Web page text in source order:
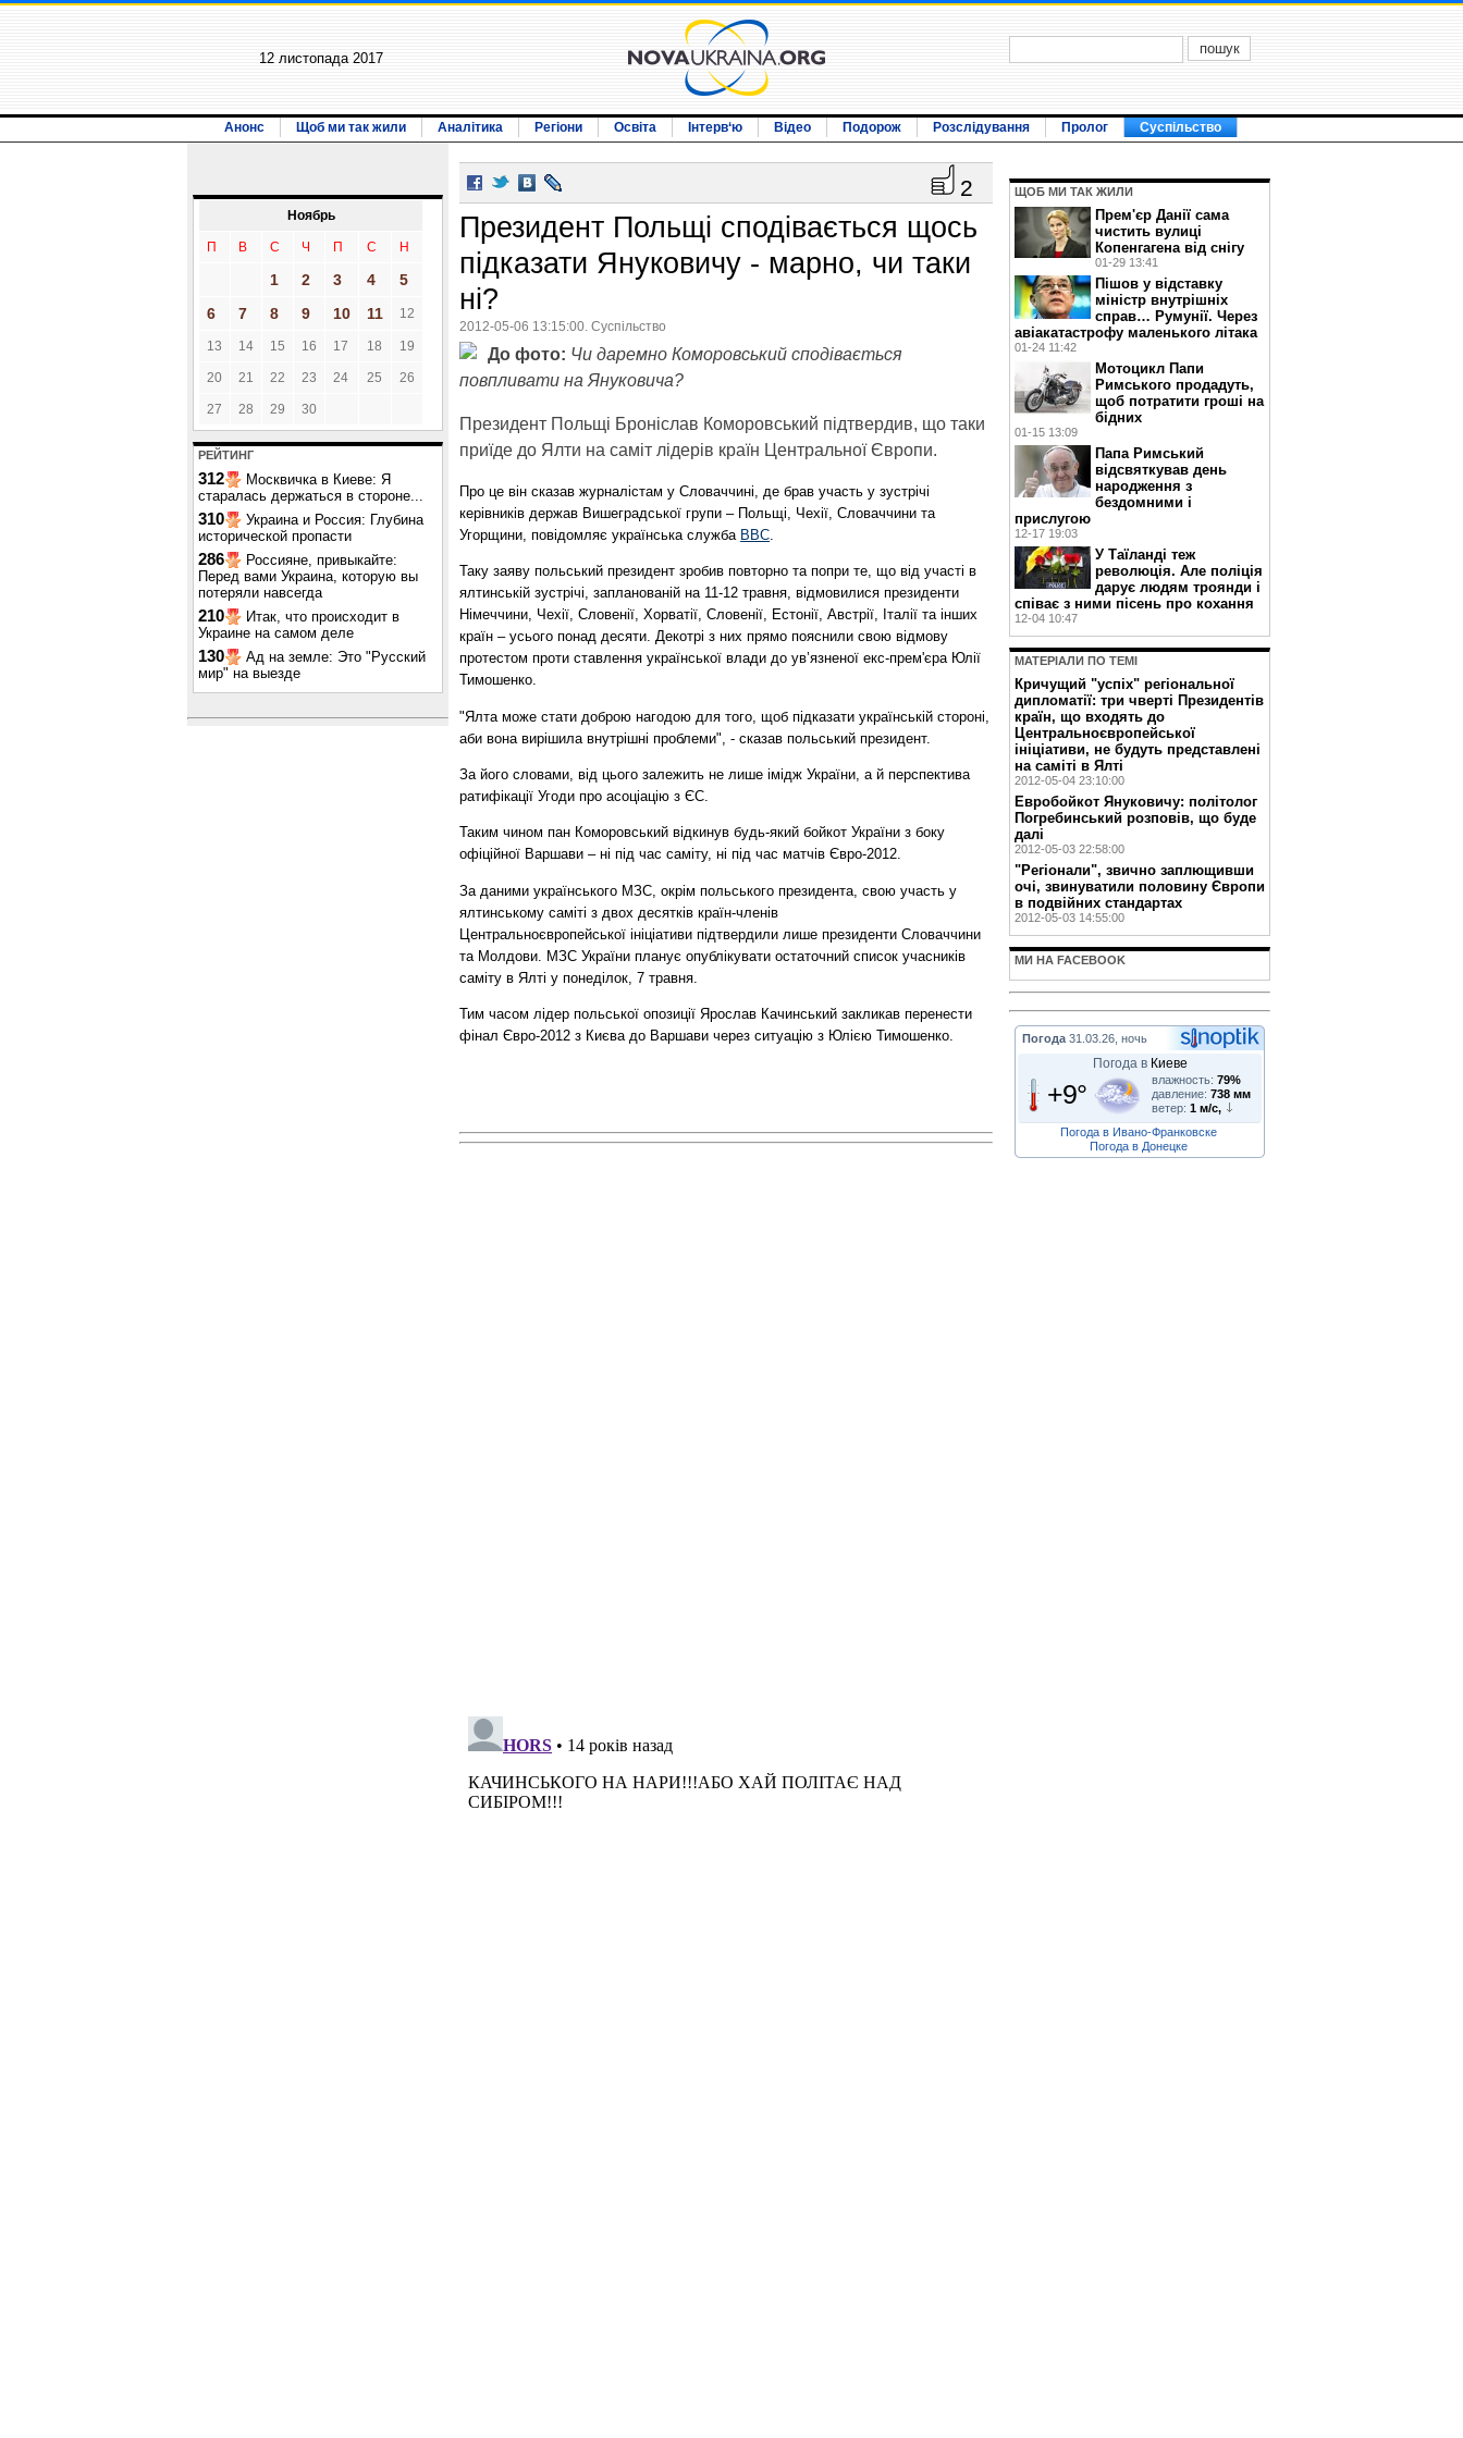
12 листопада 2017
Анонс Щоб ми так жили Аналітика Регіони Освіта Інтерв‘ю Відео Подорож Розслідування Пролог Суспільство
Ноябрь
П В С Ч П С Н
1 2 3 4
5
6
7 8 9 10 11 12
13 14 15 16 17 18 19
20 21 22 23 24 25 26
27 28 29 30
РЕЙТИНГ
312
Москвичка в Киеве: Я
старалась держаться в стороне...
310
Украина и Россия: Глубина
исторической пропасти
286
Россияне, привыкайте:
Перед вами Украина, которую вы
потеряли навсегда
210
Итак, что происходит в
Украине на самом деле
130
Ад на земле: Это "Русский
мир" на выезде
2
Президент Польщі сподівається щось
підказати Януковичу - марно, чи таки
ні?
2012-05-06 13:15:00. Суспільство
До фото: Чи даремно Коморовський сподівається
повпливати на Януковича?
Президент Польщі Броніслав Коморовський підтвердив, що таки
приїде до Ялти на саміт лідерів країн Центральної Європи.
Про це він сказав журналістам у Словаччині, де брав участь у зустрічі
керівників держав Вишеградської групи – Польщі, Чехії, Словаччини та
Угорщини, повідомляє українська служба ВВС.
Таку заяву польський президент зробив повторно та попри те, що від участі в
ялтинській зустрічі, запланованій на 11-12 травня, відмовилися президенти
Німеччини, Чехії, Словенії, Хорватії, Словенії, Естонії, Австрії, Італії та інших
країн – усього понад десяти. Декотрі з них прямо пояснили свою відмову
протестом проти ставлення української влади до ув’язненої екс-прем'єра Юлії
Тимошенко.
"Ялта може стати доброю нагодою для того, щоб підказати українській стороні,
аби вона вирішила внутрішні проблеми", - сказав польський президент.
За його словами, від цього залежить не лише імідж України, а й перспектива
ратифікації Угоди про асоціацію з ЄС.
Таким чином пан Коморовський відкинув будь-який бойкот України з боку
офіційної Варшави – ні під час саміту, ні під час матчів Євро-2012.
За даними українського МЗС, окрім польського президента, свою участь у
ялтинському саміті з двох десятків країн-членів
Центральноєвропейської ініціативи підтвердили лише президенти Словаччини
та Молдови. МЗС України планує опублікувати остаточний список учасників
саміту в Ялті у понеділок, 7 травня.
Тим часом лідер польської опозиції Ярослав Качинський закликав перенести
фінал Євро-2012 з Києва до Варшави через ситуацію з Юлією Тимошенко.
ЩОБ МИ ТАК ЖИЛИ
Прем'єр Данії сама
чистить вулиці
Копенгагена від снігу
01-29 13:41
Пішов у відставку
міністр внутрішніх
справ… Румунії. Через
авіакатастрофу маленького літака
01-24 11:42
Мотоцикл Папи
Римського продадуть,
щоб потратити гроші на
бідних
01-15 13:09
Папа Римський
відсвяткував день
народження з
бездомними і
прислугою
12-17 19:03
У Таїланді теж
революція. Але поліція
дарує людям троянди і
співає з ними пісень про кохання
12-04 10:47
МАТЕРIАЛИ ПО ТЕМI
Кричущий "успіх" регіональної
дипломатії: три чверті Президентів
країн, що входять до
Центральноєвропейської
ініціативи, не будуть представлені
на саміті в Ялті
2012-05-04 23:10:00
Евробойкот Януковичу: політолог
Погребинський розповів, що буде
далі
2012-05-03 22:58:00
"Регіонали", звично заплющивши
очі, звинуватили половину Європи
в подвійних стандартах
2012-05-03 14:55:00
МИ НА FACEBOOK
Погода 31.03.26, ночь
Погода в Киеве
+9° влажность: 79%
давление: 738 мм
ветер: 1 м/с,
Погода в Ивано-Франковске
Погода в Донецке